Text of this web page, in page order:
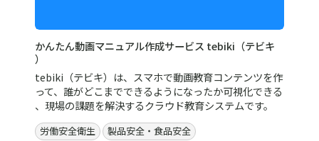
かんたん動画マニュアル作成サービス tebiki（テビキ
）
tebiki（テビキ）は、スマホで動画教育コンテンツを作
って、誰がどこまでできるようになったか可視化できる
、現場の課題を解決するクラウド教育システムです。
労働安全衛生 製品安全・食品安全